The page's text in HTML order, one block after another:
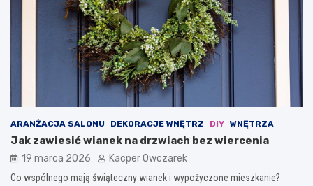
ARANŻACJA SALONU DEKORACJE WNĘTRZ DIY WNĘTRZA
Jak zawiesić wianek na drzwiach bez wiercenia
19 marca 2026 Kacper Owczarek
Co wspólnego mają świąteczny wianek i wypożyczone mieszkanie?